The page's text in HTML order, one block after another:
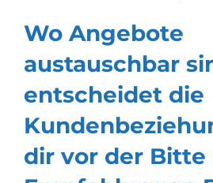
Wo Angebote
austauschbar
entscheidet die
dir vor der Bitte